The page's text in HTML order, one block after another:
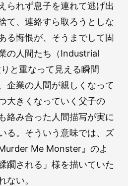
られず息子を連れて逃げ出
て、連絡すら取ろうとしな
る悔恨が、そうまでして固
の人間たち（Industrial
と重なって見える瞬間
企業の人間が親しくなって
大きくなっていく父子の
絡み合った人間描写が実に
る。そういう意味では、ズ
Me Monster』のよ
躙される」様を描いていた
ない。